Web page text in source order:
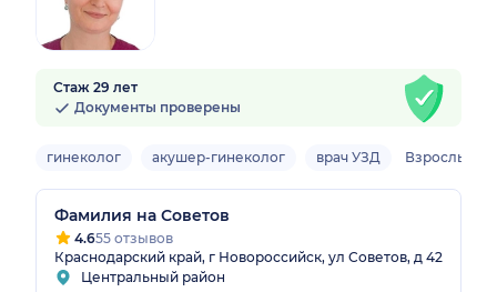
Стаж 29 лет
Документы проверены
гинеколог акушер-гинеколог врач УЗД Взрослый
Фамилия на Советов
4.655 отзывов
Краснодарский край, г Новороссийск, ул Советов, д 42
Центральный район